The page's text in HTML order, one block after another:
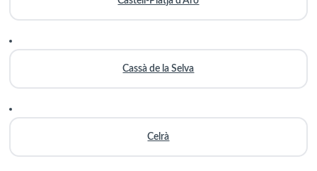
Cassà de la Selva
Celrà